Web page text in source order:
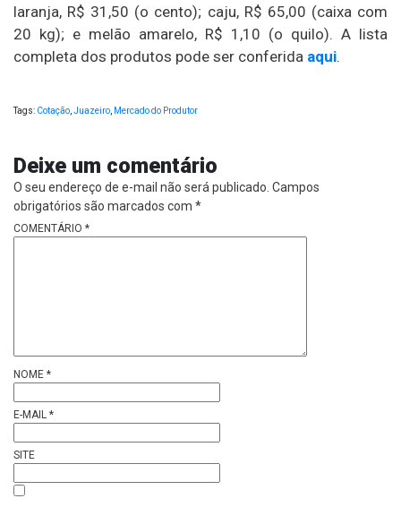
laranja, R$ 31,50 (o cento); caju, R$ 65,00 (caixa com
20 kg); e melão amarelo, R$ 1,10 (o quilo). A lista
completa dos produtos pode ser conferida aqui.
Tags: Cotação Juazeiro Mercado do Produtor
Deixe um comentário
O seu endereço de e-mail não será publicado. Campos
obrigatórios são marcados com *
COMENTÁRIO *
NOME *
E-MAIL *
SITE